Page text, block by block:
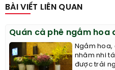
BÀI VIẾT LIÊN QUAN
Quán cà phê ngắm hoa
Ngắm
nhâm nhi
được trải